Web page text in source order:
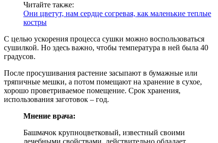
Читайте также:
Они цветут, нам сердце согревая, как маленькие теплые
костры
С целью ускорения процесса сушки можно воспользоваться
сушилкой. Но здесь важно, чтобы температура в ней была 40
градусов.
После просушивания растение засыпают в бумажные или
тряпичные мешки, а потом помещают на хранение в сухое,
хорошо проветриваемое помещение. Срок хранения,
использования заготовок – год.
Мнение врача:
Башмачок крупноцветковый, известный своими